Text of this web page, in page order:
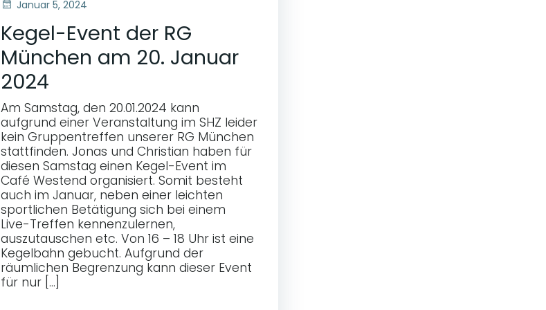
Januar 5, 2024
Kegel-Event der RG
München am 20. Januar
2024
Am Samstag, den 20.01.2024 kann
aufgrund einer Veranstaltung im SHZ leider
kein Gruppentreffen unserer RG München
stattfinden. Jonas und Christian haben für
diesen Samstag einen Kegel-Event im
Café Westend organisiert. Somit besteht
auch im Januar, neben einer leichten
sportlichen Betätigung sich bei einem
Live-Treffen kennenzulernen,
auszutauschen etc. Von 16 – 18 Uhr ist eine
Kegelbahn gebucht. Aufgrund der
räumlichen Begrenzung kann dieser Event
für nur […]